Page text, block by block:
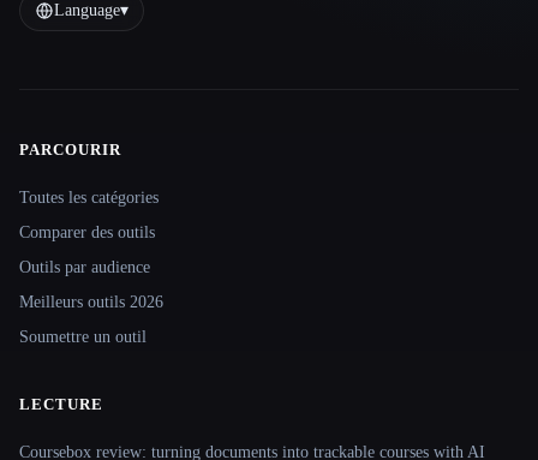
Language▾
Site navigation
PARCOURIR
Toutes les catégories
Comparer des outils
Outils par audience
Meilleurs outils 2026
Soumettre un outil
LECTURE
Coursebox review: turning documents into trackable courses with AI